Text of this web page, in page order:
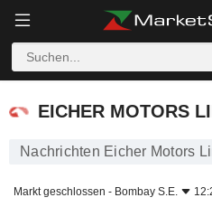
EICHER MOTORS LIMITED
EICHER MOTORS
Nachrichten Eicher Motors
Markt geschlossen - Bombay S.E.